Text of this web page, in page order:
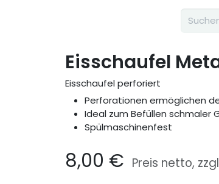
Eisschaufel
Eisschaufel perforiert
Perforationen ermöglichen
Ideal zum Befüllen schmaler
Spülmaschinenfest
8,00 € Preis netto,